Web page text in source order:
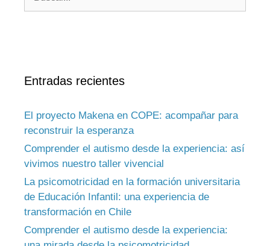
Entradas recientes
El proyecto Makena en COPE: acompañar para
reconstruir la esperanza
Comprender el autismo desde la experiencia: así
vivimos nuestro taller vivencial
La psicomotricidad en la formación universitaria
de Educación Infantil: una experiencia de
transformación en Chile
Comprender el autismo desde la experiencia: